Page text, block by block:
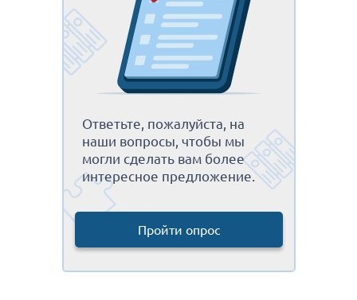
Ответьте, пожалуйста, на
наши вопросы, чтобы мы
могли сделать вам более
интересное предложение.
Пройти опрос